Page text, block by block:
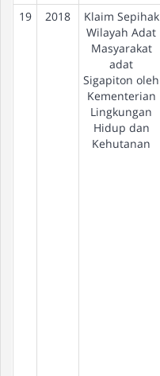
19 2018
Klaim Sepihak
Wilayah Adat
Masyarakat
adat
Sigapiton oleh
Kementerian
Lingkungan
Hidup dan
Kehutanan